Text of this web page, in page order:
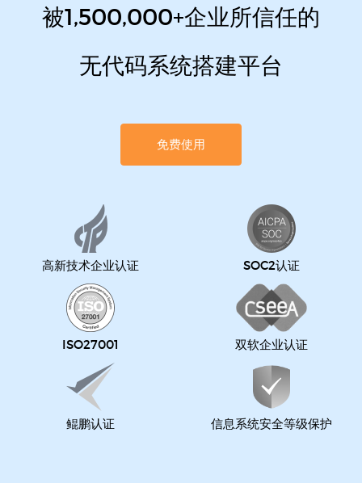
被1,500,000+企业所信任的
无代码系统搭建平台
免费使用
高新技术企业认证 SOC2认证
ISO27001 双软企业认证
鲲鹏认证 信息系统安全等级保护